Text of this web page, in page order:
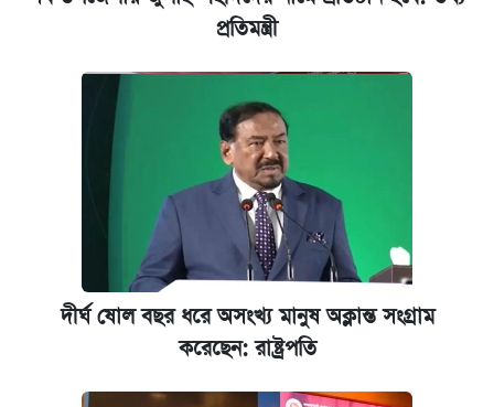
নবম পে স্কেল বাস্তবায়ন চূড়ান্ত পর্যায়ে, যা জানালেন
অর্থমন্ত্রী
কবে শুরু হচ্ছে ঢাবির ভর্তি আবেদন, জানাল কর্তৃপক্ষ
প্রতিমন্ত্রী
দীর্ঘ ষোল বছর ধরে অসংখ্য মানুষ অক্লান্ত সংগ্রাম
করেছেন: রাষ্ট্রপতি